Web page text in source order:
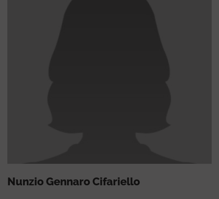
Nunzio Gennaro Cifariello